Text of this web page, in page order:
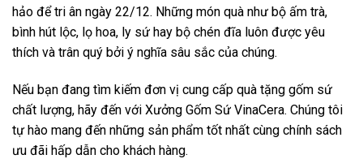
hảo để tri ân ngày 22/12. Những món quà như bộ ấm trà,
bình hút lộc, lọ hoa, ly sứ hay bộ chén đĩa luôn được yêu
thích và trân quý bởi ý nghĩa sâu sắc của chúng.
Nếu bạn đang tìm kiếm đơn vị cung cấp quà tặng gốm sứ
chất lượng, hãy đến với Xưởng Gốm Sứ VinaCera. Chúng tôi
tự hào mang đến những sản phẩm tốt nhất cùng chính sách
ưu đãi hấp dẫn cho khách hàng.